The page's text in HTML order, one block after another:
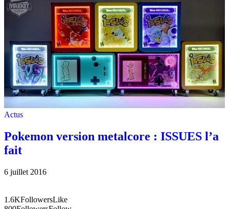
Actus
Pokemon version metalcore : ISSUES l’a
fait
6 juillet 2016
1.6KFollowersLike